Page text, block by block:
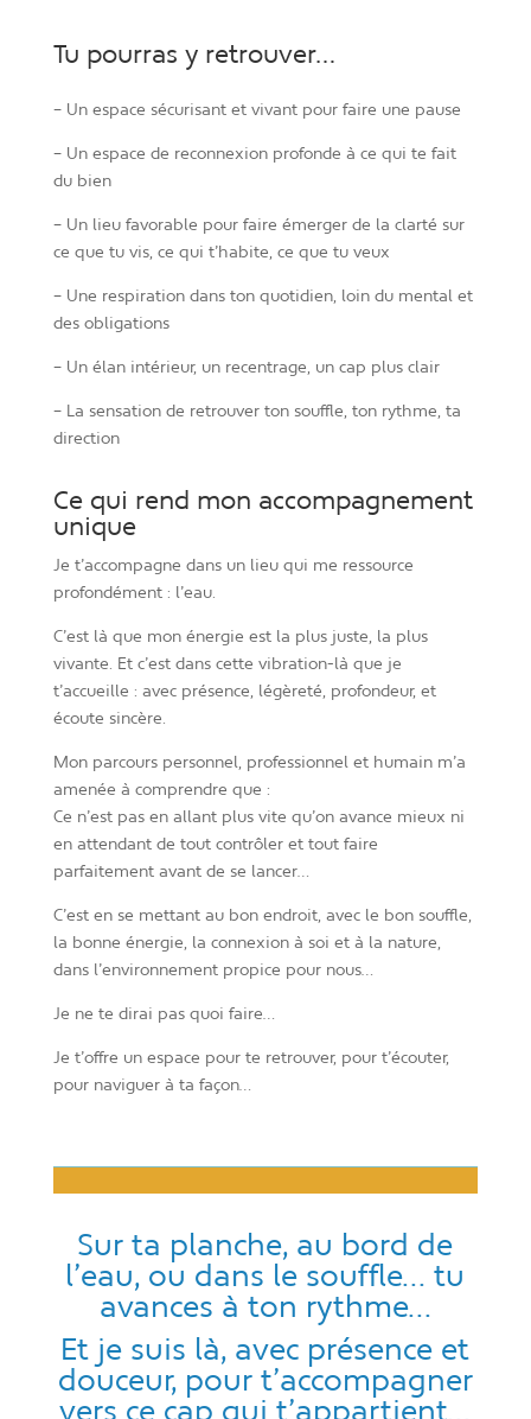
Tu pourras y retrouver…
– Un espace sécurisant et vivant pour faire une pause
– Un espace de reconnexion profonde à ce qui te fait
du bien
– Un lieu favorable pour faire émerger de la clarté sur
ce que tu vis, ce qui t’habite, ce que tu veux
– Une respiration dans ton quotidien, loin du mental et
des obligations
– Un élan intérieur, un recentrage, un cap plus clair
– La sensation de retrouver ton souffle, ton rythme, ta
direction
Ce qui rend mon accompagnement
unique
Je t’accompagne dans un lieu qui me ressource
profondément : l’eau.
C’est là que mon énergie est la plus juste, la plus
vivante. Et c’est dans cette vibration-là que je
t’accueille : avec présence, légèreté, profondeur, et
écoute sincère.
Mon parcours personnel, professionnel et humain m’a
amenée à comprendre que :
Ce n’est pas en allant plus vite qu’on avance mieux ni
en attendant de tout contrôler et tout faire
parfaitement avant de se lancer…
C’est en se mettant au bon endroit, avec le bon souffle,
la bonne énergie, la connexion à soi et à la nature,
dans l’environnement propice pour nous…
Je ne te dirai pas quoi faire…
Je t’offre un espace pour te retrouver, pour t’écouter,
pour naviguer à ta façon…
Sur ta planche, au bord de
l’eau, ou dans le souffle… tu
avances à ton rythme…
Et je suis là, avec présence et
douceur, pour t’accompagner
vers ce cap qui t’appartient…